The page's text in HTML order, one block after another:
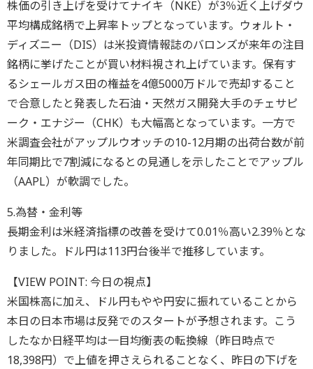
株価の引き上げを受けてナイキ（NKE）が3％近く上げダウ
平均構成銘柄で上昇率トップとなっています。ウォルト・
ディズニー（DIS）は米投資情報誌のバロンズが来年の注目
銘柄に挙げたことが買い材料視され上げています。保有す
るシェールガス田の権益を4億5000万ドルで売却すること
で合意したと発表した石油・天然ガス開発大手のチェサピ
ーク・エナジー（CHK）も大幅高となっています。一方で
米調査会社がアップルウオッチの10-12月期の出荷台数が前
年同期比で7割減になるとの見通しを示したことでアップル
（AAPL）が軟調でした。
5.為替・金利等
長期金利は米経済指標の改善を受けて0.01％高い2.39％とな
りました。ドル円は113円台後半で推移しています。
【VIEW POINT: 今日の視点】
米国株高に加え、ドル円もやや円安に振れていることから
本日の日本市場は反発でのスタートが予想されます。こう
したなか日経平均は一目均衡表の転換線（昨日時点で
18,398円）で上値を押さえられることなく、昨日の下げを